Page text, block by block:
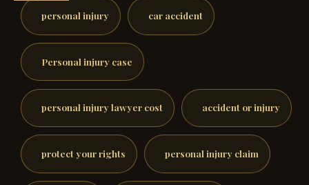
personal injury car accident
Personal injury case
personal injury lawyer cost accident or injury
protect your rights personal injury claim